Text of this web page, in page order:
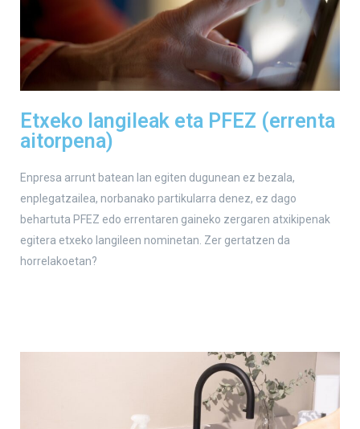
Etxeko langileak eta PFEZ (errenta
aitorpena)
Enpresa arrunt batean lan egiten dugunean ez bezala,
enplegatzailea, norbanako partikularra denez, ez dago
behartuta PFEZ edo errentaren gaineko zergaren atxikipenak
egitera etxeko langileen nominetan. Zer gertatzen da
horrelakoetan?